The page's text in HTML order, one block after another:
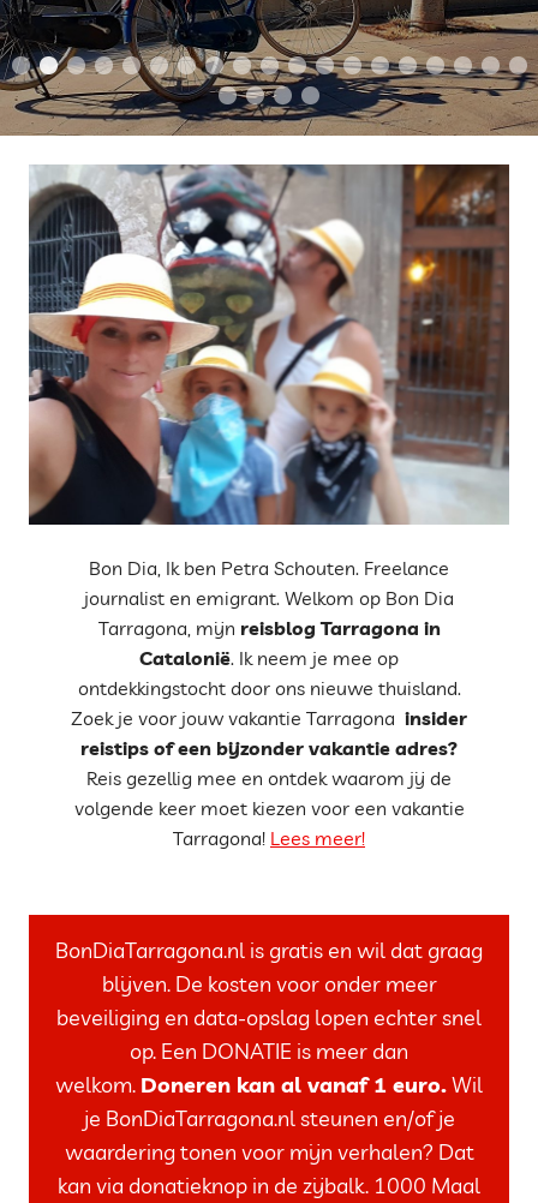
Bon Dia, Ik ben Petra Schouten. Freelance
journalist en emigrant. Welkom op Bon Dia
Tarragona, mijn reisblog Tarragona in
Catalonië. Ik neem je mee op
ontdekkingstocht door ons nieuwe thuisland.
Zoek je voor jouw vakantie Tarragona insider
reistips of een bijzonder vakantie adres?
Reis gezellig mee en ontdek waarom jij de
volgende keer moet kiezen voor een vakantie
Tarragona! Lees meer!
BonDiaTarragona.nl is gratis en wil dat graag
blijven. De kosten voor onder meer
beveiliging en data-opslag lopen echter snel
op. Een DONATIE is meer dan
welkom. Doneren kan al vanaf 1 euro.Wil
je BonDiaTarragona.nl steunen en/of je
waardering tonen voor mijn verhalen? Dat
kan via donatieknop in de zijbalk. 1000 Maal